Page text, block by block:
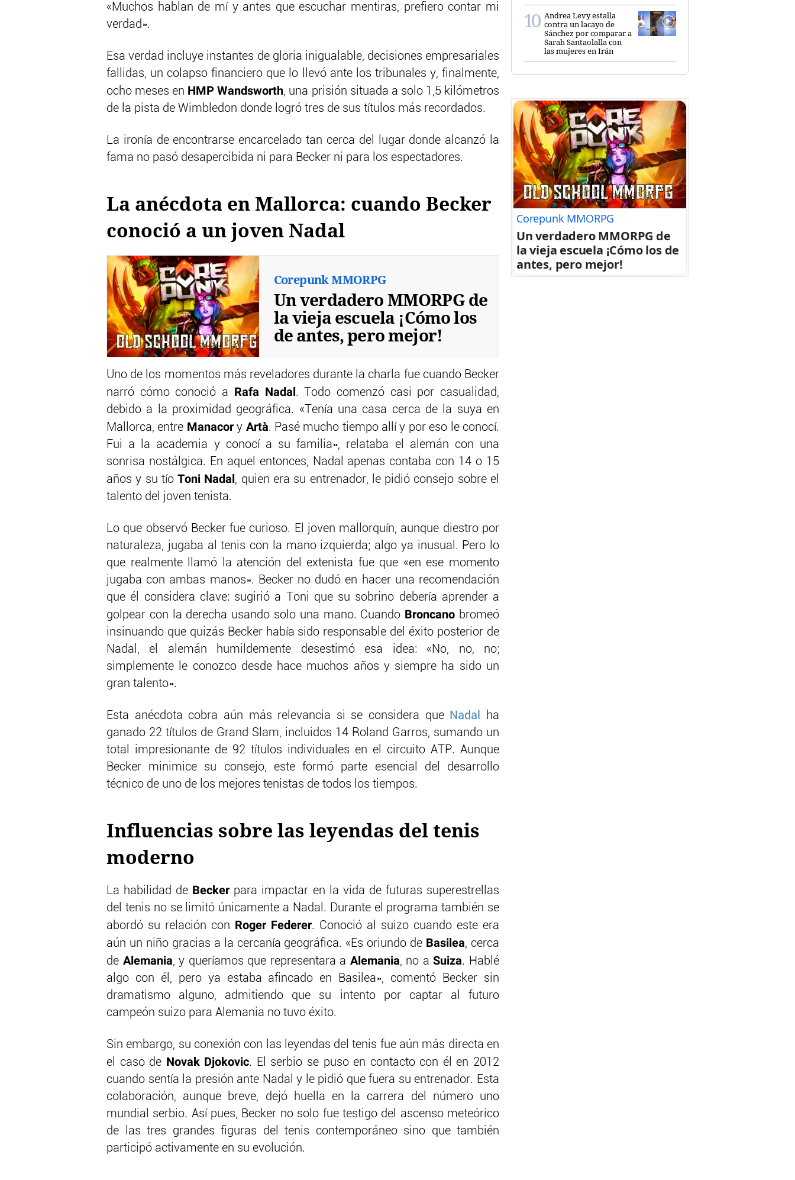
«Muchos hablan de mí y antes que escuchar mentiras, prefiero contar mi
verdad».
Esa verdad incluye instantes de gloria inigualable, decisiones empresariales
fallidas, un colapso financiero que lo llevó ante los tribunales y, finalmente,
ocho meses en HMP Wandsworth, una prisión situada a solo 1,5 kilómetros
de la pista de Wimbledon donde logró tres de sus títulos más recordados.
La ironía de encontrarse encarcelado tan cerca del lugar donde alcanzó la
fama no pasó desapercibida ni para Becker ni para los espectadores.
La anécdota en Mallorca: cuando Becker
conoció a un joven Nadal
Corepunk MMORPG
Un verdadero MMORPG de
la vieja escuela ¡Cómo los
de antes, pero mejor!
Uno de los momentos más reveladores durante la charla fue cuando Becker
narró cómo conoció a Rafa Nadal . Todo comenzó casi por casualidad,
debido a la proximidad geográfica. «Tenía una casa cerca de la suya en
Mallorca, entre Manacory Artà. Pasé mucho tiempo allí y por eso le conocí.
Fui a la academia y conocí a su familia», relataba el alemán con una
sonrisa nostálgica. En aquel entonces, Nadal apenas contaba con 14 o 15
años y su tíoToni Nadal , quien era su entrenador, le pidió consejo sobre el
talento del joven tenista.
Lo que observó Becker fue curioso. El joven mallorquín, aunque diestro por
naturaleza, jugaba al tenis con la mano izquierda; algo ya inusual. Pero lo
que realmente llamó la atención del extenista fue que «en ese momento
jugaba con ambas manos». Becker no dudó en hacer una recomendación
que él considera clave: sugirió a Toni que su sobrino debería aprender a
golpear con la derecha usando solo una mano. Cuando Broncano bromeó
insinuando que quizás Becker había sido responsable del éxito posterior de
Nadal, el alemán humildemente desestimó esa idea: «No, no, no;
simplemente le conozco desde hace muchos años y siempre ha sido un
gran talento».
Esta anécdota cobra aún más relevancia si se considera que Nadal
ha
ganado 22 títulos de Grand Slam, incluidos 14 Roland Garros, sumando un
total impresionante de 92 títulos individuales en el circuito ATP. Aunque
Becker minimice su consejo, este formó parte esencial del desarrollo
técnico de uno de los mejores tenistas de todos los tiempos.
Influencias sobre las leyendas del tenis
moderno
La habilidad de Becker para impactar en la vida de futuras superestrellas
del tenis no se limitó únicamente a Nadal. Durante el programa también se
abordó su relación con Roger Federer. Conoció al suizo cuando este era
aún un niño gracias a la cercanía geográfica. «Es oriundo de Basilea, cerca
de Alemania, y queríamos que representara a Alemania, no aSuiza. Hablé
algo con él, pero ya estaba afincado en Basilea», comentó Becker sin
dramatismo alguno, admitiendo que su intento por captar al futuro
campeón suizo para Alemania no tuvo éxito.
Sin embargo, su conexión con las leyendas del tenis fue aún más directa en
el caso de Novak Djokovic. El serbio se puso en contacto con él en 2012
cuando sentía la presión ante Nadal y le pidió que fuera su entrenador. Esta
colaboración, aunque breve, dejó huella en la carrera del número uno
mundial serbio. Así pues, Becker no solo fue testigo del ascenso meteórico
de las tres grandes figuras del tenis contemporáneo sino que también
participó activamente en su evolución.
Andrea Levy estalla
contra un lacayo de
Sánchez por comparar a
Sarah Santaolalla con
las mujeres en Irán
Corepunk MMORPG
Un verdadero MMORPG de
la vieja escuela ¡Cómo los de
antes, pero mejor!